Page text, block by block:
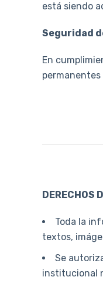
está siendo
Seguridad
En
DERECHOS
Toda la
textos,
Se
institucional